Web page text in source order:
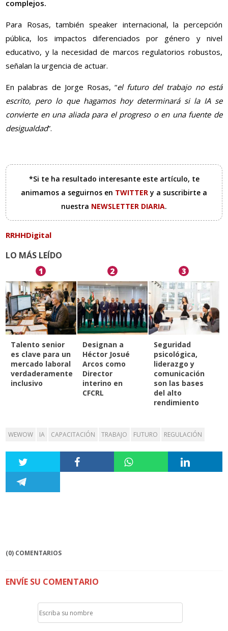
complejos.
Para Rosas, también speaker internacional, la percepción
pública, los impactos diferenciados por género y nivel
educativo, y la necesidad de marcos regulatorios robustos,
señalan la urgencia de actuar.
En palabras de Jorge Rosas, “el futuro del trabajo no está
escrito, pero lo que hagamos hoy determinará si la IA se
convierte en una aliada para el progreso o en una fuente de
desigualdad”.
*Si te ha resultado interesante este artículo, te
animamos a seguirnos en TWITTERy a suscribirte a
nuestra NEWSLETTER DIARIA.
RRHHDigital
LO MÁS LEÍDO
1
Talento senior
es clave para un
mercado laboral
verdaderamente
inclusivo
2
Designan a
Héctor Josué
Arcos como
Director
interino en
CFCRL
3
Seguridad
psicológica,
liderazgo y
comunicación
son las bases
del alto
rendimiento
WEWOW IA CAPACITACIÓN TRABAJO FUTURO REGULACIÓN
(0) COMENTARIOS
ENVÍE SU COMENTARIO